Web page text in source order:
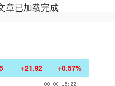
章已加载完成
+21.92 +0.57%